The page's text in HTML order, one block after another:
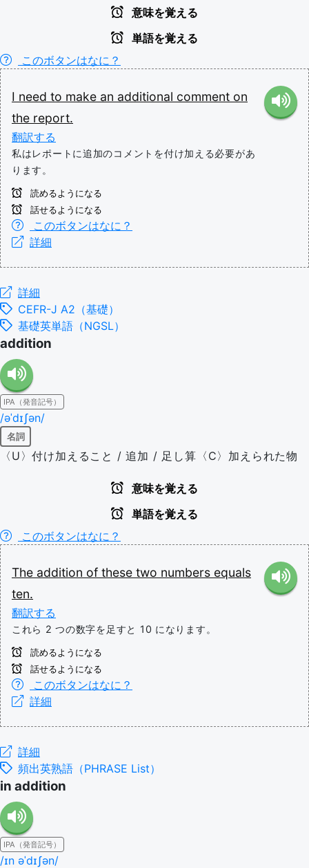
意味を覚える
単語を覚える
このボタンはなに？
I need to make an additional comment on
the report.
翻訳する
私はレポートに追加のコメントを付け加える必要があ
ります。
読めるようになる
話せるようになる
このボタンはなに？
詳細
詳細
CEFR-J A2（基礎）
基礎英単語（NGSL）
addition
IPA（発音記号）
/əˈdɪʃən/
名詞
〈U〉付け加えること / 追加 / 足し算〈C〉加えられた物
意味を覚える
単語を覚える
このボタンはなに？
The addition of these two numbers equals
ten.
翻訳する
これら 2 つの数字を足すと 10 になります。
読めるようになる
話せるようになる
このボタンはなに？
詳細
詳細
頻出英熟語（PHRASE List）
in addition
IPA（発音記号）
/ɪn əˈdɪʃən/